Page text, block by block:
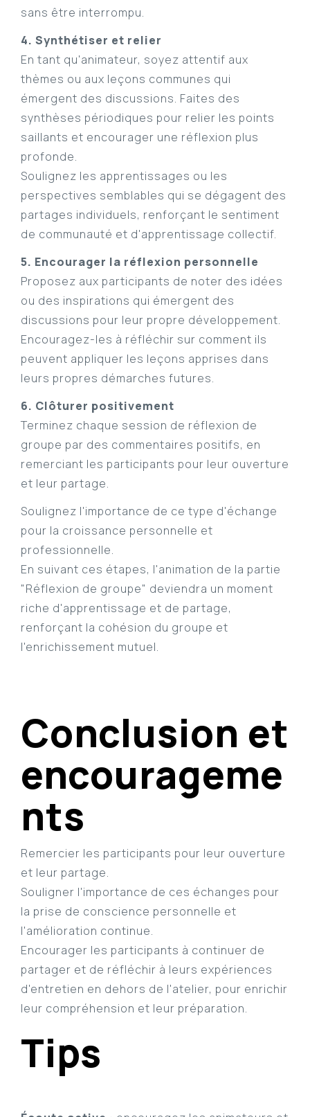
sans être interrompu.
4. Synthétiser et relier
En tant qu'animateur, soyez attentif aux
thèmes ou aux leçons communes qui
émergent des discussions. Faites des
synthèses périodiques pour relier les points
saillants et encourager une réflexion plus
profonde.
Soulignez les apprentissages ou les
perspectives semblables qui se dégagent des
partages individuels, renforçant le sentiment
de communauté et d'apprentissage collectif.
5. Encourager la réflexion personnelle
Proposez aux participants de noter des idées
ou des inspirations qui émergent des
discussions pour leur propre développement.
Encouragez-les à réfléchir sur comment ils
peuvent appliquer les leçons apprises dans
leurs propres démarches futures.
6. Clôturer positivement
Terminez chaque session de réflexion de
groupe par des commentaires positifs, en
remerciant les participants pour leur ouverture
et leur partage.
Soulignez l'importance de ce type d'échange
pour la croissance personnelle et
professionnelle.
En suivant ces étapes, l'animation de la partie
"Réflexion de groupe" deviendra un moment
riche d'apprentissage et de partage,
renforçant la cohésion du groupe et
l'enrichissement mutuel.
Conclusion et
encourageme
nts
Remercier les participants pour leur ouverture
et leur partage.
Souligner l'importance de ces échanges pour
la prise de conscience personnelle et
l'amélioration continue.
Encourager les participants à continuer de
partager et de réfléchir à leurs expériences
d'entretien en dehors de l'atelier, pour enrichir
leur compréhension et leur préparation.
Tips